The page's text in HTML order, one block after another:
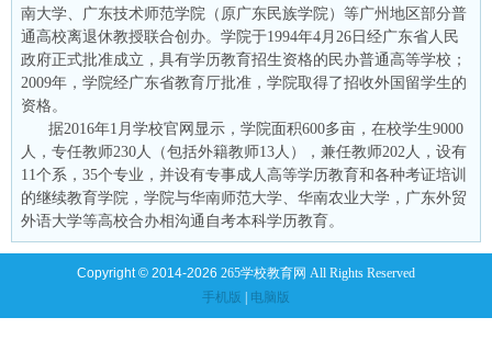
南大学、广东技术师范学院（原广东民族学院）等广州地区部分普
通高校离退休教授联合创办。学院于1994年4月26日经广东省人民
政府正式批准成立，具有学历教育招生资格的民办普通高等学校；
2009年，学院经广东省教育厅批准，学院取得了招收外国留学生的
资格。
据2016年1月学校官网显示，学院面积600多亩，在校学生9000
人，专任教师230人（包括外籍教师13人），兼任教师202人，设有
11个系，35个专业，并设有专事成人高等学历教育和各种考证培训
的继续教育学院，学院与华南师范大学、华南农业大学，广东外贸
外语大学等高校合办相沟通自考本科学历教育。
Copyright © 2014-2026 265学校教育网 All Rights Reserved
手机版 | 电脑版